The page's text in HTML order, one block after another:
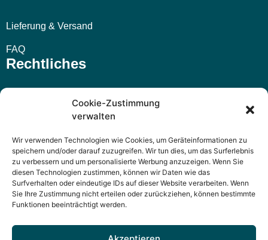
Cookie-Zustimmung
verwalten
Wir verwenden Technologien wie Cookies, um Geräteinformationen zu
speichern und/oder darauf zuzugreifen. Wir tun dies, um das Surferlebnis
zu verbessern und um personalisierte Werbung anzuzeigen. Wenn Sie
diesen Technologien zustimmen, können wir Daten wie das
Surfverhalten oder eindeutige IDs auf dieser Website verarbeiten. Wenn
Sie Ihre Zustimmung nicht erteilen oder zurückziehen, können bestimmte
Funktionen beeinträchtigt werden.
Lieferung & Versand
FAQ
Rechtliches
Widerrufsbelehrung
Datenschutzerklärung